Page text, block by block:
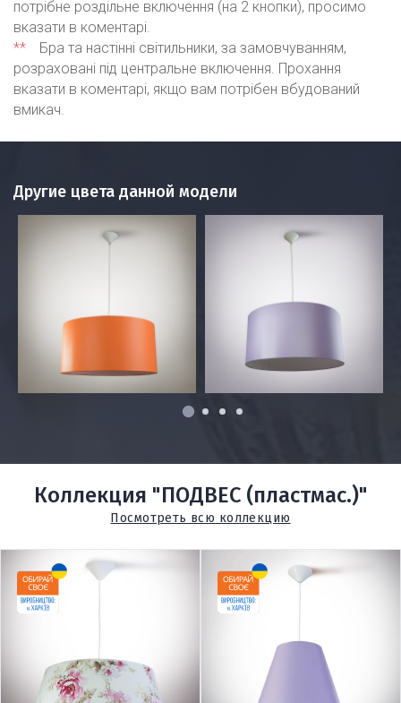
потрібне роздільне включення (на 2 кнопки), просимо
вказати в коментарі.
**
Бра та настінні світильники, за замовчуванням,
розраховані під центральне включення. Прохання
вказати в коментарі, якщо вам потрібен вбудований
вмикач.
Другие цвета данной модели
1 2 3 4
Коллекция "ПОДВЕС (пластмас.)"
Посмотреть всю коллекцию